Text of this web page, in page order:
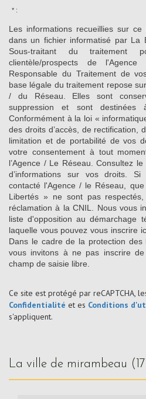
* :
Les informations recueillies sur
dans un fichier informatisé par La
Sous-traitant du
clientèle/prospects de
Responsable du Traitement de
base légale du traitement repose
/ du Réseau. Elles sont
suppression et sont
Conformément à la loi «
des droits d’accès, de rectification,
limitation et de portabilité de vos
votre consentement à tout
l’Agence / Le Réseau. Consultez le
d’informations sur vos droits.
contacté l'Agence / le Réseau,
Libertés » ne sont pas
réclamation à la CNIL. Nous vous
liste d'opposition au démarchage
laquelle vous pouvez vous inscrire
Dans le cadre de la protection des
vous invitons à ne pas inscrire
champ de saisie libre.
Ce site est protégé par reCAPTCHA,
Confidentialité et es Conditions
s'appliquent.
la ville de mirambeau